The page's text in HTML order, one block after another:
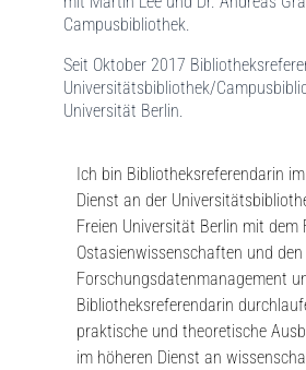
Campusbibliothek.
Seit Oktober 2017
Universitätsbibliothek/
Universität Berlin.
Ich bin Bibliotheksreferendarin
Dienst an der
Freien Universität Berlin mit dem
Ostasienwissenschaften und
Forschungsdatenmanagement
Bibliotheksreferendarin
praktische und theoretische
im höheren Dienst an